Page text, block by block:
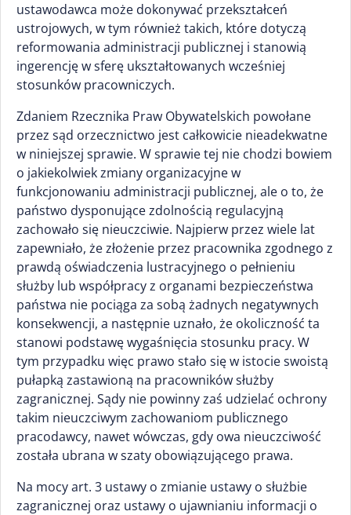
ustawodawca może dokonywać przekształceń
ustrojowych, w tym również takich, które dotyczą
reformowania administracji publicznej i stanowią
ingerencję w sferę ukształtowanych wcześniej
stosunków pracowniczych.
Zdaniem Rzecznika Praw Obywatelskich powołane
przez sąd orzecznictwo jest całkowicie nieadekwatne
w niniejszej sprawie. W sprawie tej nie chodzi bowiem
o jakiekolwiek zmiany organizacyjne w
funkcjonowaniu administracji publicznej, ale o to, że
państwo dysponujące zdolnością regulacyjną
zachowało się nieuczciwie. Najpierw przez wiele lat
zapewniało, że złożenie przez pracownika zgodnego z
prawdą oświadczenia lustracyjnego o pełnieniu
służby lub współpracy z organami bezpieczeństwa
państwa nie pociąga za sobą żadnych negatywnych
konsekwencji, a następnie uznało, że okoliczność ta
stanowi podstawę wygaśnięcia stosunku pracy. W
tym przypadku więc prawo stało się w istocie swoistą
pułapką zastawioną na pracowników służby
zagranicznej. Sądy nie powinny zaś udzielać ochrony
takim nieuczciwym zachowaniom publicznego
pracodawcy, nawet wówczas, gdy owa nieuczciwość
została ubrana w szaty obowiązującego prawa.
Na mocy art. 3 ustawy o zmianie ustawy o służbie
zagranicznej oraz ustawy o ujawnianiu informacji o